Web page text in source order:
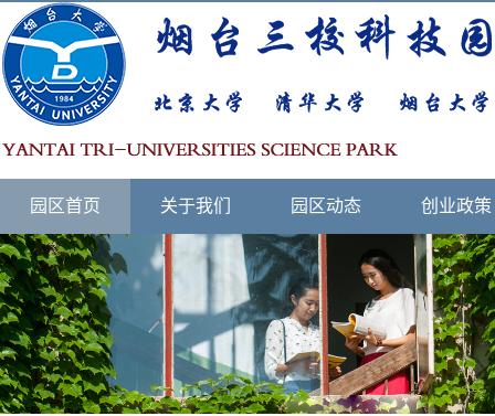
园区首页 关于我们 园区动态 创业政策